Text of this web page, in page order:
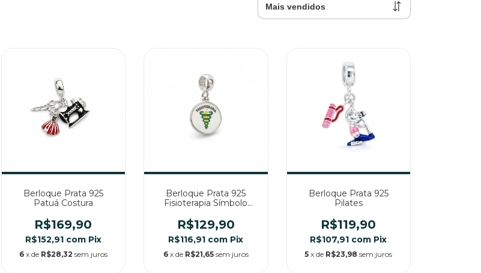
Berloque Prata 925
Patuá Costura
R$169,90
R$152,91 com Pix
6 x de R$28,32 sem juros
Berloque Prata 925
Fisioterapia Símbolo
R$129,90
R$116,91 com Pix
6 x de R$21,65 sem juros
Berloque Prata 925
Pilates
R$119,90
R$107,91 com Pix
5 x de R$23,98 sem juros